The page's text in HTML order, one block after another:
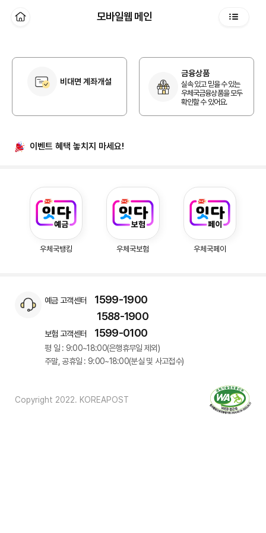
모바일웹 메인
비대면 계좌개설
금융상품
실속 있고 믿을 수 있는
우체국금융상품을 모두
확인할 수 있어요.
이벤트 혜택 놓치지 마세요!
우체국뱅킹 우체국보험 우체국페이
예금 고객센터
1599-1900
1588-1900
보험 고객센터 1599-0100
평 일 : 9:00~18:00(은행휴무일 제외)
주말, 공휴일 : 9:00~18:00(분실 및 사고접수)
Copyright 2022. KOREAPOST